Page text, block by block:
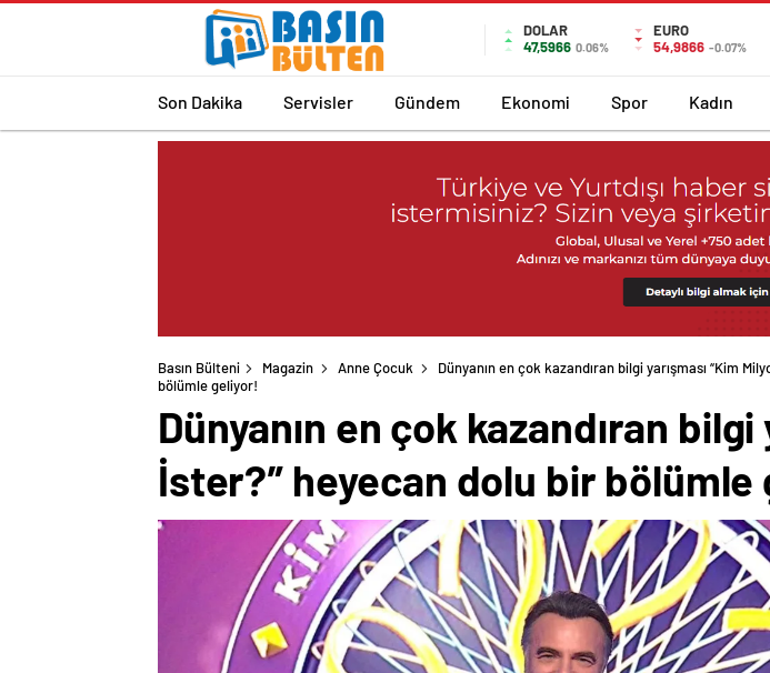
DOLAR
47,5966 0.06%
EURO
54,9866 -0.07%
Son Dakika Servisler Gündem Ekonomi Spor Kadın
Basın Bülteni Magazin Anne Çocuk
Dünyanın en çok kazandıran bilgi yarışması “Kim
bölümle geliyor!
Dünyanın en çok kazandıran
İster?” heyecan dolu bir bölümle